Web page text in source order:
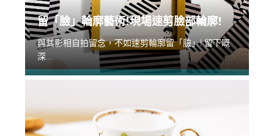
留「臉」輪廓藝術!現場速剪臉部輪廓!
與其影相自拍留念，不如速剪輪廓留「臉」! 留下嘅
深...